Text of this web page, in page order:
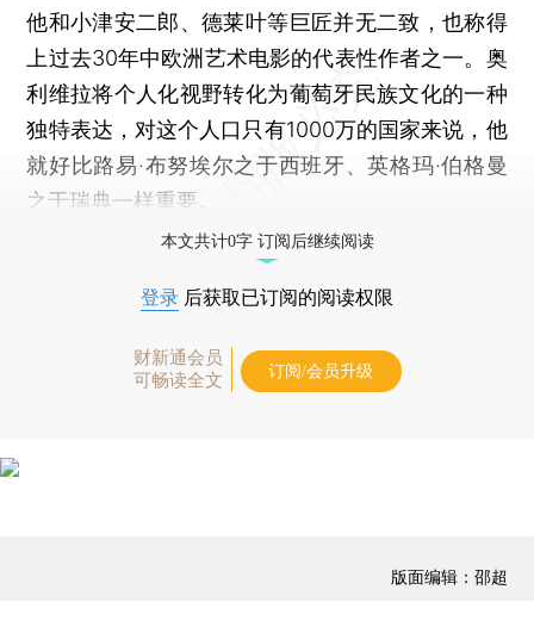
他和小津安二郎、德莱叶等巨匠并无二致，也称得
上过去30年中欧洲艺术电影的代表性作者之一。奥
利维拉将个人化视野转化为葡萄牙民族文化的一种
独特表达，对这个人口只有1000万的国家来说，他
就好比路易·布努埃尔之于西班牙、英格玛·伯格曼
之于瑞典一样重要。
本文共计0字 订阅后继续阅读
登录 后获取已订阅的阅读权限
财新通会员
可畅读全文
订阅/会员升级
版面编辑：邵超